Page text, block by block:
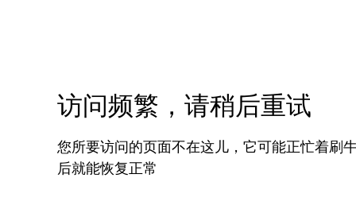
访问频繁，请稍后重试
您所要访问的页面不在这儿，它可能正忙着刷
后就能恢复正常